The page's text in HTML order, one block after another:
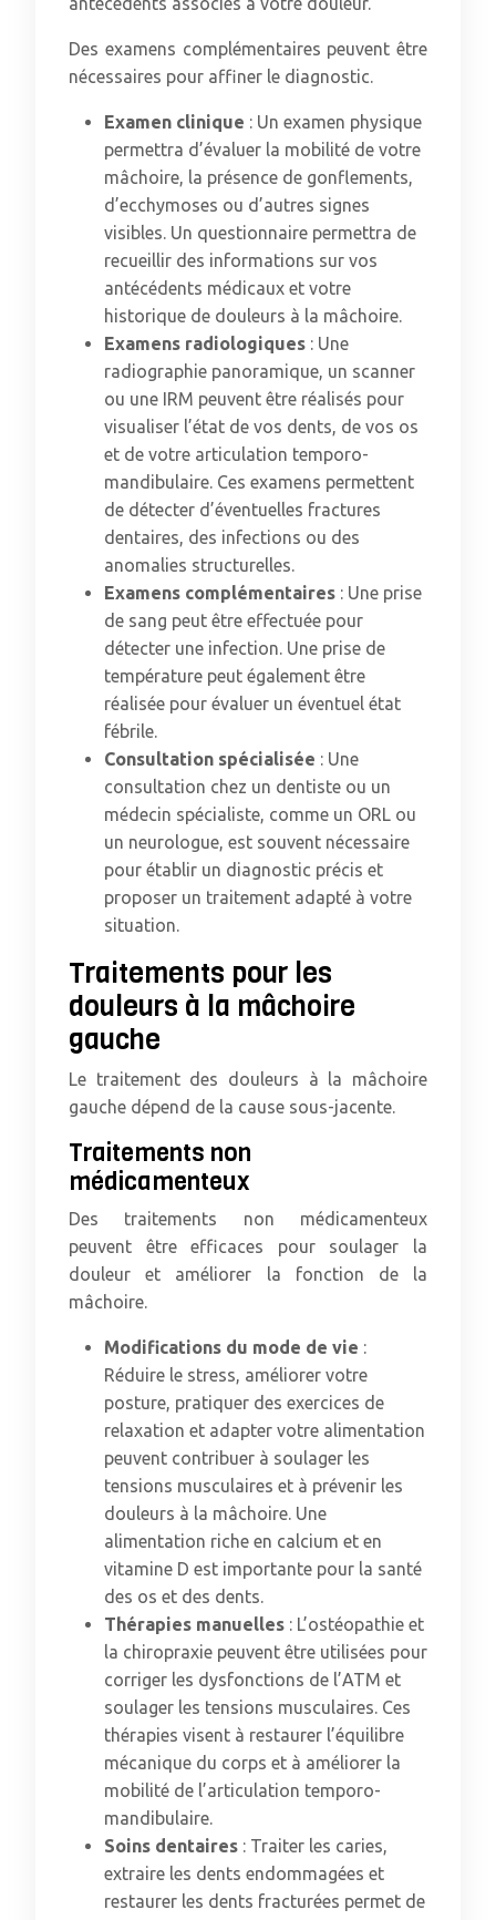
Des examens complémentaires peuvent être
nécessaires pour affiner le diagnostic.
Examen clinique : Un examen physique
permettra d’évaluer la mobilité de votre
mâchoire, la présence de gonflements,
d’ecchymoses ou d’autres signes
visibles. Un questionnaire permettra de
recueillir des informations sur vos
antécédents médicaux et votre
historique de douleurs à la mâchoire.
Examens radiologiques : Une
radiographie panoramique, un scanner
ou une IRM peuvent être réalisés pour
visualiser l’état de vos dents, de vos os
et de votre articulation temporo-
mandibulaire. Ces examens permettent
de détecter d’éventuelles fractures
dentaires, des infections ou des
anomalies structurelles.
Examens complémentaires : Une prise
de sang peut être effectuée pour
détecter une infection. Une prise de
température peut également être
réalisée pour évaluer un éventuel état
fébrile.
Consultation spécialisée : Une
consultation chez un dentiste ou un
médecin spécialiste, comme un ORL ou
un neurologue, est souvent nécessaire
pour établir un diagnostic précis et
proposer un traitement adapté à votre
situation.
Traitements pour les
douleurs à la mâchoire
gauche
Le traitement des douleurs à la mâchoire
gauche dépend de la cause sous-jacente.
Traitements non
médicamenteux
Des traitements non médicamenteux
peuvent être efficaces pour soulager la
douleur et améliorer la fonction de la
mâchoire.
Modifications du mode de vie :
Réduire le stress, améliorer votre
posture, pratiquer des exercices de
relaxation et adapter votre alimentation
peuvent contribuer à soulager les
tensions musculaires et à prévenir les
douleurs à la mâchoire. Une
alimentation riche en calcium et en
vitamine D est importante pour la santé
des os et des dents.
Thérapies manuelles : L’ostéopathie et
la chiropraxie peuvent être utilisées pour
corriger les dysfonctions de l’ATM et
soulager les tensions musculaires. Ces
thérapies visent à restaurer l’équilibre
mécanique du corps et à améliorer la
mobilité de l’articulation temporo-
mandibulaire.
Soins dentaires : Traiter les caries,
extraire les dents endommagées et
restaurer les dents fracturées permet de